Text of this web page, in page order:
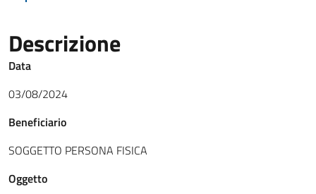
Descrizione
Data
03/08/2024
Beneficiario
SOGGETTO PERSONA FISICA
Oggetto